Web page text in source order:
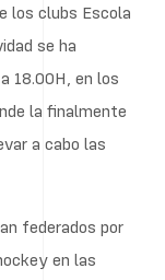
los clubs Escola
se ha
18.00H, en los
la finalmente
a cabo las
federados por
en las